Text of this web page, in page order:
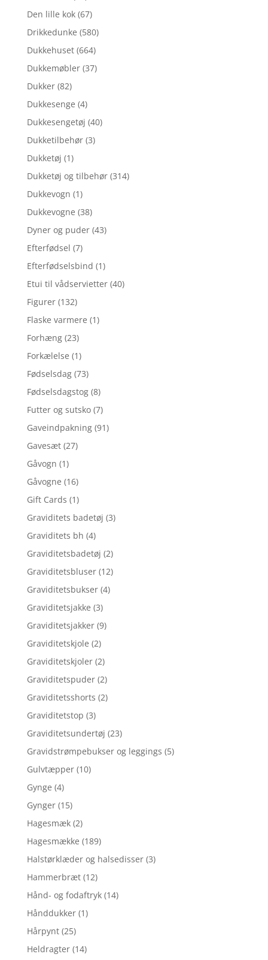
Den lille kok (67)
Drikkedunke (580)
Dukkehuset (664)
Dukkemøbler (37)
Dukker (82)
Dukkesenge (4)
Dukkesengetøj (40)
Dukketilbehør (3)
Dukketøj (1)
Dukketøj og tilbehør (314)
Dukkevogn (1)
Dukkevogne (38)
Dyner og puder (43)
Efterfødsel (7)
Efterfødselsbind (1)
Etui til vådservietter (40)
Figurer (132)
Flaske varmere (1)
Forhæng (23)
Forkælelse (1)
Fødselsdag (73)
Fødselsdagstog (8)
Futter og sutsko (7)
Gaveindpakning (91)
Gavesæt (27)
Gåvogn (1)
Gåvogne (16)
Gift Cards (1)
Graviditets badetøj (3)
Graviditets bh (4)
Graviditetsbadetøj (2)
Graviditetsbluser (12)
Graviditetsbukser (4)
Graviditetsjakke (3)
Graviditetsjakker (9)
Graviditetskjole (2)
Graviditetskjoler (2)
Graviditetspuder (2)
Graviditetsshorts (2)
Graviditetstop (3)
Graviditetsundertøj (23)
Gravidstrømpebukser og leggings (5)
Gulvtæpper (10)
Gynge (4)
Gynger (15)
Hagesmæk (2)
Hagesmække (189)
Halstørklæder og halsedisser (3)
Hammerbræt (12)
Hånd- og fodaftryk (14)
Hånddukker (1)
Hårpynt (25)
Heldragter (14)